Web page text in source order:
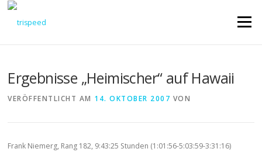
Direkt
Menü
Ergebnisse „Heimischer“ auf Hawaii
VERÖFFENTLICHT AM 14. OKTOBER 2007 VON
Frank Niemerg, Rang 182, 9:43:25 Stunden (1:01:56-5:03:59-3:31:16)